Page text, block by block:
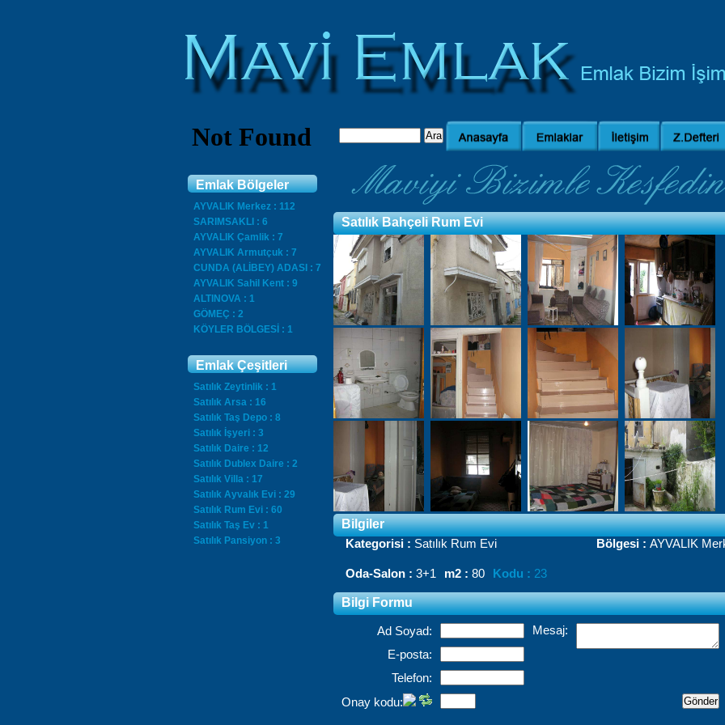
Emlak Bölgeler
AYVALIK Merkez : 112
SARIMSAKLI : 6
AYVALIK Çamlik : 7
AYVALIK Armutçuk : 7
CUNDA (ALİBEY) ADASI : 7
AYVALIK Sahil Kent : 9
ALTINOVA : 1
GÖMEÇ : 2
KÖYLER BÖLGESİ : 1
Emlak Çeşitleri
Satılık Zeytinlik : 1
Satılık Arsa : 16
Satılık Taş Depo : 8
Satılık İşyeri : 3
Satılık Daire : 12
Satılık Dublex Daire : 2
Satılık Villa : 17
Satılık Ayvalık Evi : 29
Satılık Rum Evi : 60
Satılık Taş Ev : 1
Satılık Pansiyon : 3
Satılık Bahçeli Rum Evi
Bilgiler
Kategorisi : Satılık Rum Evi Bölgesi : AYVALIK
Oda-Salon : 3+1 m2 : 80 Kodu : 23
Bilgi Formu
Ad Soyad:
Mesaj:
E-posta:
Telefon:
Onay kodu: